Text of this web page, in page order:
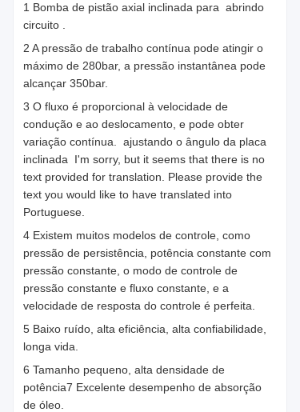
1 Bomba de pistão axial inclinada para abrindo
circuito .
2 A pressão de trabalho contínua pode atingir o
máximo de 280bar, a pressão instantânea pode
alcançar 350bar.
3 O fluxo é proporcional à velocidade de
condução e ao deslocamento, e pode obter
variação contínua.
ajustando o ângulo da placa
inclinada
I'm sorry, but it seems that there is no
text provided for translation. Please provide the
text you would like to have translated into
Portuguese.
4 Existem muitos modelos de controle, como
pressão de persistência, potência constante com
pressão constante, o modo de controle de
pressão constante e fluxo constante, e a
velocidade de resposta do controle é perfeita.
5 Baixo ruído, alta eficiência, alta confiabilidade,
longa vida.
6 Tamanho pequeno, alta densidade de
potência7 Excelente desempenho de absorção
de óleo.